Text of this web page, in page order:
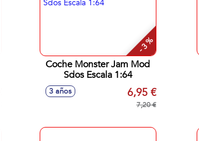
- 3 %
Coche Monster Jam Mod
Sdos Escala 1:64
3 años 6,95 €
7,20 €